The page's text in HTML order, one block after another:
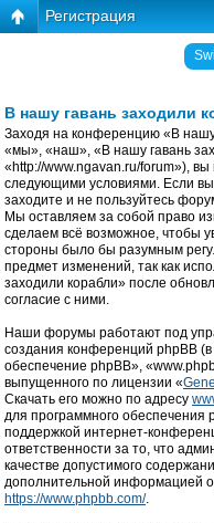
Регистрация
В нашу гавань заходили
Заходя на конференцию «В
«мы», «наш», «В нашу гавань
«http://www.ngavan.ru/forum»),
следующими условиями. Если
заходите и не пользуйтесь
Мы оставляем за собой право
сделаем всё возможное, чтобы
стороны было бы разумным
предмет изменений, так как
заходили корабли» после
согласие с ними.
Наши форумы работают под
создания конференций phpBB
обеспечение phpBB»,
выпущенного по лицензии «
Скачать его можно по адресу
для программного обеспечения
поддержкой интернет-
ответственности за то, что
качестве допустимого
дополнительной информацией
https://www.phpbb.com/.